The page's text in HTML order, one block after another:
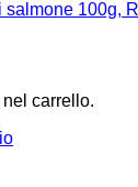
carrello.